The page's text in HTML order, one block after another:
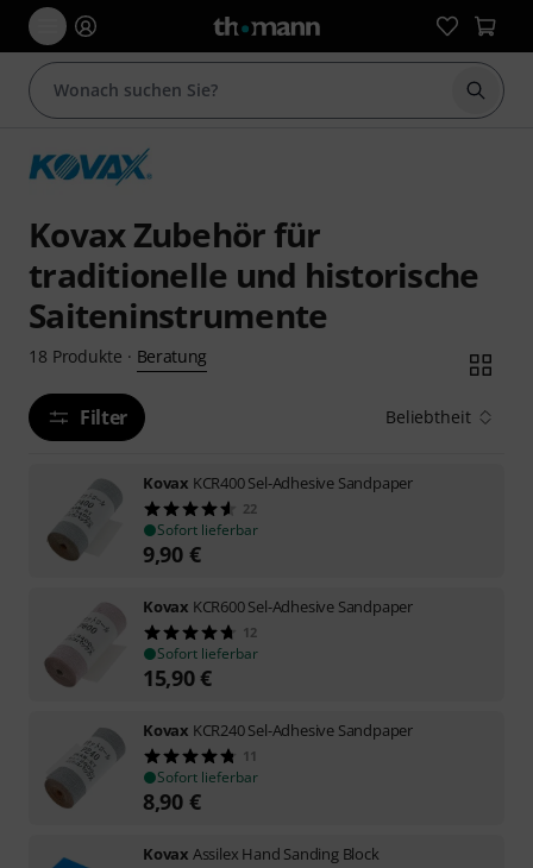
Suche
Kovax Zubehör für
traditionelle und historische
Saiteninstrumente
18 Produkte · Beratung
Filter Beliebtheit
Kovax KCR400 Sel-Adhesive Sandpaper
22
Sofort lieferbar
9,90 €
Kovax KCR600 Sel-Adhesive Sandpaper
12
Sofort lieferbar
15,90€
Kovax KCR240 Sel-Adhesive Sandpaper
11
Sofort lieferbar
8,90 €
Kovax Assilex Hand Sanding Block